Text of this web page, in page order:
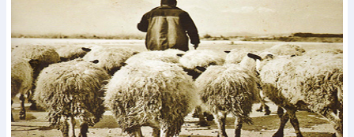
Зошити
Фотокартини Чохли на Библії Головні убори
Календарі Канцелярскі товари Комп`ютерні ігри
ЛистівкиСувенирна продукціяГодинникиПазли
Книга в комплекті
За додатковою інформацією дзвоніть за номером:+38
(097) 880-6379
Ми у Facebook